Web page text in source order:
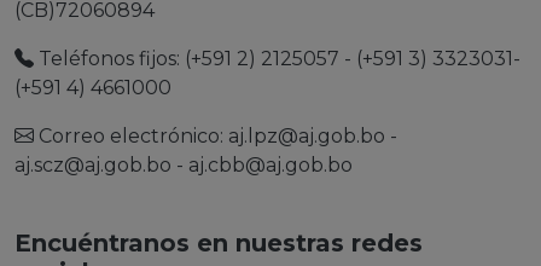
(CB)72060894
Teléfonos fijos: (+591 2) 2125057 - (+591 3) 3323031-
(+591 4) 4661000
Correo electrónico: aj.lpz@aj.gob.bo -
aj.scz@aj.gob.bo - aj.cbb@aj.gob.bo
Encuéntranos en nuestras redes